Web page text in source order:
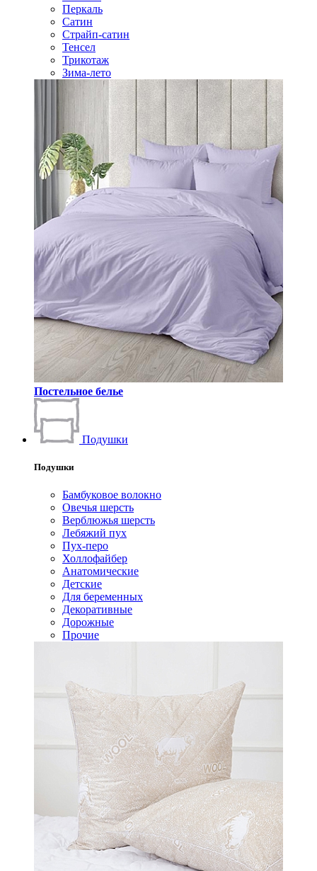
Перкаль
Сатин
Страйп-сатин
Тенсел
Трикотаж
Зима-лето
Постельное белье
Подушки
Подушки
Бамбуковое волокно
Овечья шерсть
Верблюжья шерсть
Лебяжий пух
Пух-перо
Холлофайбер
Анатомические
Детские
Для беременных
Декоративные
Дорожные
Прочие